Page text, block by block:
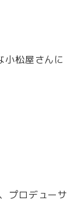
小松屋さんに
プロデューサ